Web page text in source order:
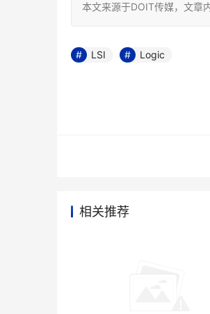
本文来源于DOIT传媒，文章
LSI Logic
相关推荐